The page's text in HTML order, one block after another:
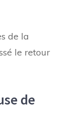
de la
le retour
de